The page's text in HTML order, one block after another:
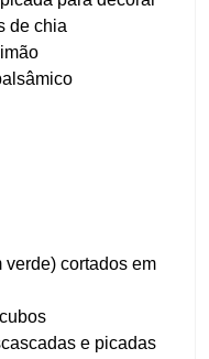
de chia
verde) cortados em
e picadas